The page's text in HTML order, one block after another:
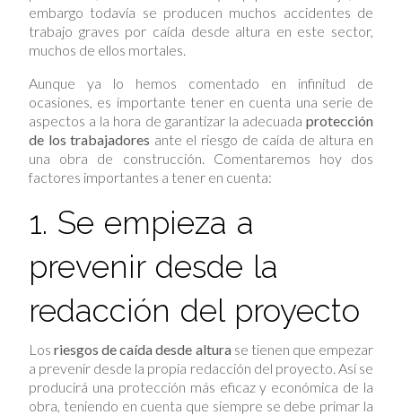
embargo todavía se producen muchos accidentes de
trabajo graves por caída desde altura en este sector,
muchos de ellos mortales.
Aunque ya lo hemos comentado en infinitud de
ocasiones, es importante tener en cuenta una serie de
aspectos a la hora de garantizar la adecuada protección
de los trabajadores ante el riesgo de caída de altura en
una obra de construcción. Comentaremos hoy dos
factores importantes a tener en cuenta:
1. Se empieza a
prevenir desde la
redacción del proyecto
Losriesgos de caída desde alturase tienen que empezar
a prevenir desde la propia redacción del proyecto. Así se
producirá una protección más eficaz y económica de la
obra, teniendo en cuenta que siempre se debe primar la